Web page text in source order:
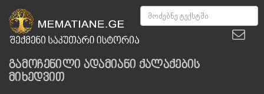
გამოჩენილი ადამიანი ქალაქების
მიხედვით